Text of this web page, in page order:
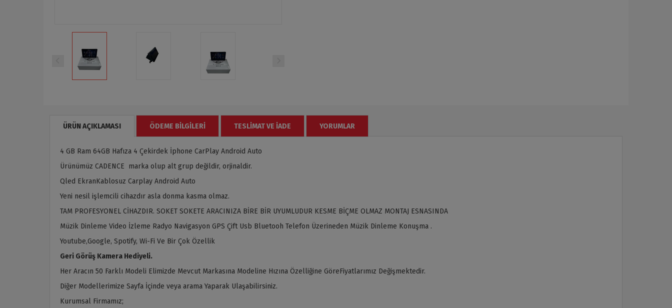
ÜRÜN AÇIKLAMASI ÖDEME BILGILERI TESLIMAT VE İADE YORUMLAR
4 GB Ram 64GB Hafıza 4 Çekirdek İphone CarPlay Android Auto
Ürünümüz CADENCE marka olup alt grup değildir, orjinaldir.
Qled EkranKablosuz Carplay Android Auto
Yeni nesil işlemcili cihazdır asla donma kasma olmaz.
TAM PROFESYONEL CİHAZDIR. SOKET SOKETE ARACINIZA BİRE BİR UYUMLUDUR KESME BİÇME OLMAZ MONTAJ ESNASINDA
Müzik Dinleme Video İzleme Radyo Navigasyon GPS Çift Usb Bluetooh Telefon Üzerineden Müzik Dinleme Konuşma .
Youtube,Google, Spotify, Wi-Fi Ve Bir Çok Özellik
Geri Görüş Kamera Hediyeli.
Her Aracın 50 Farklı Modeli Elimizde Mevcut Markasına Modeline Hızına Özelliğine GöreFiyatlarımız Değişmektedir.
Diğer Modellerimize Sayfa İçinde veya arama Yaparak Ulaşabilirsiniz.
Kurumsal Firmamız;